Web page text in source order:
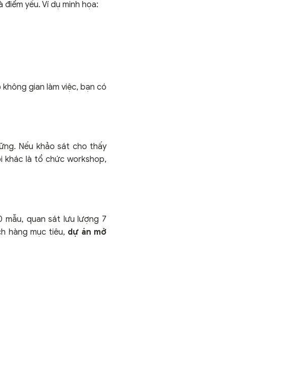
yếu. Ví dụ minh họa:
gian làm việc, bạn có
Nếu khảo sát cho thấy
khác là tổ chức workshop,
mẫu, quan sát lưu lượng 7
hàng mục tiêu, dự án mở